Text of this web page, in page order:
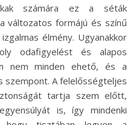
számára ez a séták
változatos formájú és színű
élmény. Ugyanakkor
odafigyelést és alapos
nem minden ehető, és a
A felelősségteljes
tartja szem előtt,
is, így mindenki